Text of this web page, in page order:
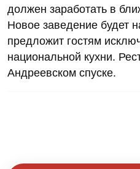
должен заработать в
Новое заведение будет
предложит гостям
национальной кухни.
Андреевском спуске.